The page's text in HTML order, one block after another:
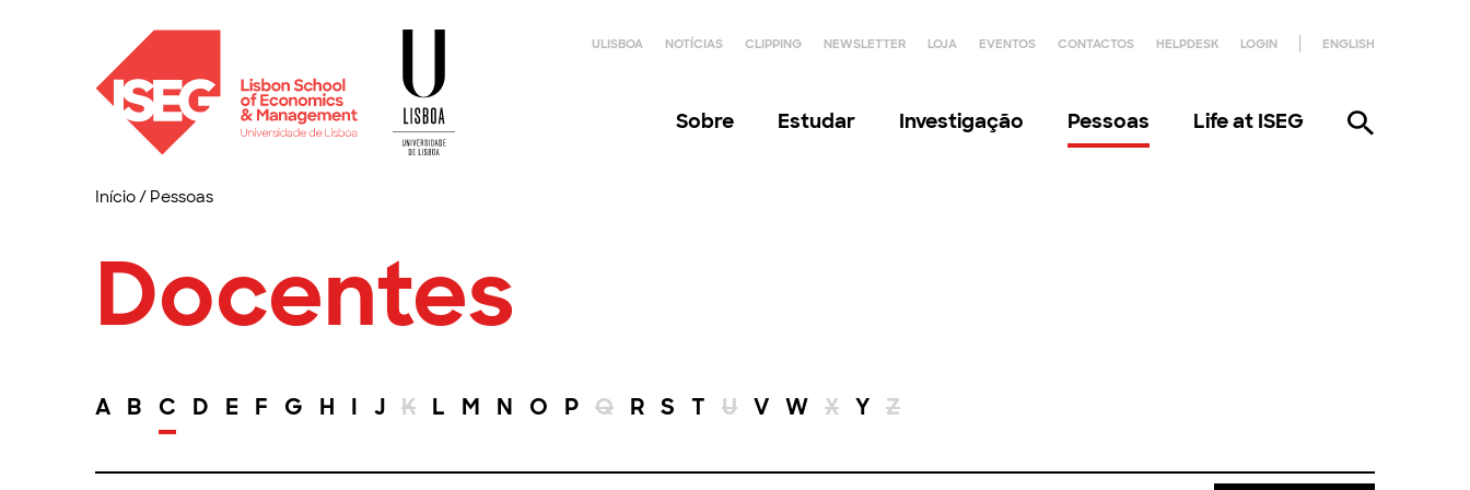
ULISBOA NOTÍCIAS CLIPPING NEWSLETTER LOJA EVENTOS CONTACTOS HELPDESK LOGIN ENGLISH
Sobre Estudar Investigação Pessoas Life at ISEG
Início/ Pessoas
Docentes
A B C D E F G H I J K L M N O P Q R S T U V W X Y Z